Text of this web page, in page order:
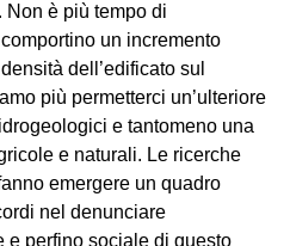
è più tempo di
un incremento
dell’edificato sul
più permetterci un’ulteriore
e tantomeno una
e naturali. Le ricerche
emergere un quadro
nel denunciare
e perfino sociale di questo